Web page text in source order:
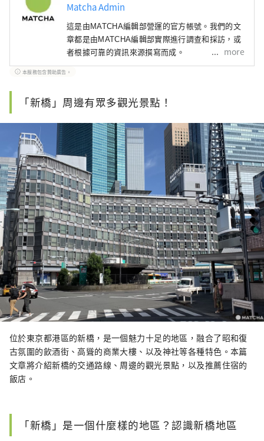
Matcha Admin
這是由MATCHA編輯部營運的官方帳號。我們的文
章都是由MATCHA編輯部實際進行調查和採訪，或
者根據可靠的資訊來源撰寫而成。
more
本服務包含贊助廣告。
「新橋」周邊有眾多觀光景點！
位於東京都港區的新橋，是一個魅力十足的地區，融合了昭和復
古氛圍的飲酒街、高聳的商業大樓、以及神社等各種特色。本篇
文章將介紹新橋的交通路線、周邊的觀光景點，以及推薦住宿的
飯店。
「新橋」是一個什麼樣的地區？認識新橋地區